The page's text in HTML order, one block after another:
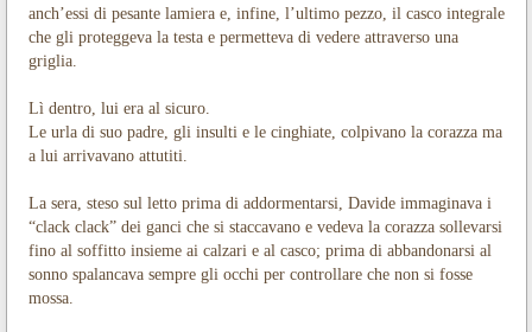
anch’essi di pesante lamiera e, infine, l’ultimo pezzo, il casco integrale
che gli proteggeva la testa e permetteva di vedere attraverso una
griglia.
Lì dentro, lui era al sicuro.
Le urla di suo padre, gli insulti e le cinghiate, colpivano la corazza ma
a lui arrivavano attutiti.
La sera, steso sul letto prima di addormentarsi, Davide immaginava i
“clack clack” dei ganci che si staccavano e vedeva la corazza sollevarsi
fino al soffitto insieme ai calzari e al casco; prima di abbandonarsi al
sonno spalancava sempre gli occhi per controllare che non si fosse
mossa.